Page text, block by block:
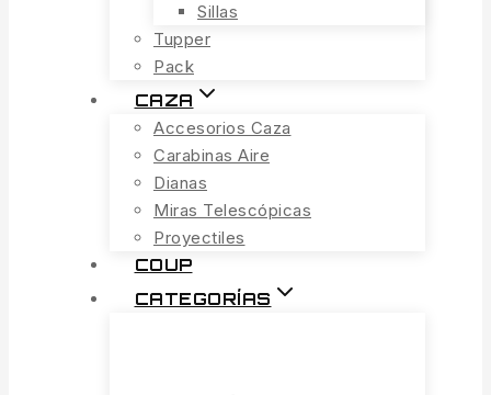
Sillas
Tupper
Pack
CAZA
Accesorios Caza
Carabinas Aire
Dianas
Miras Telescópicas
Proyectiles
COUP
CATEGORÍAS